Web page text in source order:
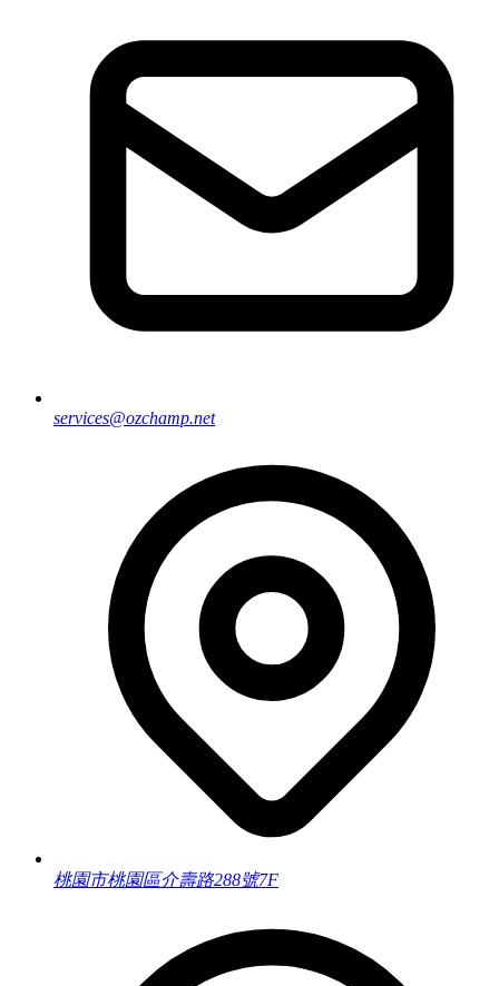
services@ozchamp.net
桃園市桃園區介壽路288號7F